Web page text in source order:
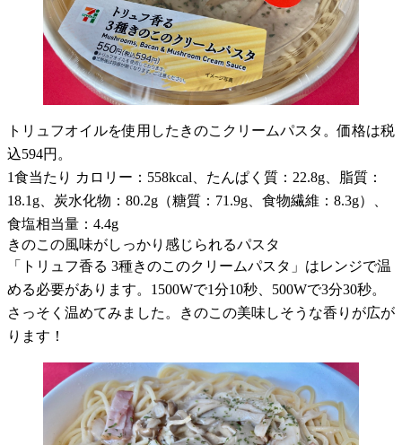
トリュフオイルを使用したきのこクリームパスタ。価格は税
込594円。
1食当たり カロリー：558kcal、たんぱく質：22.8g、脂質：
18.1g、炭水化物：80.2g（糖質：71.9g、食物繊維：8.3g）、
食塩相当量：4.4g
きのこの風味がしっかり感じられるパスタ
「トリュフ香る 3種きのこのクリームパスタ」はレンジで温
める必要があります。1500Wで1分10秒、500Wで3分30秒。
さっそく温めてみました。きのこの美味しそうな香りが広が
ります！